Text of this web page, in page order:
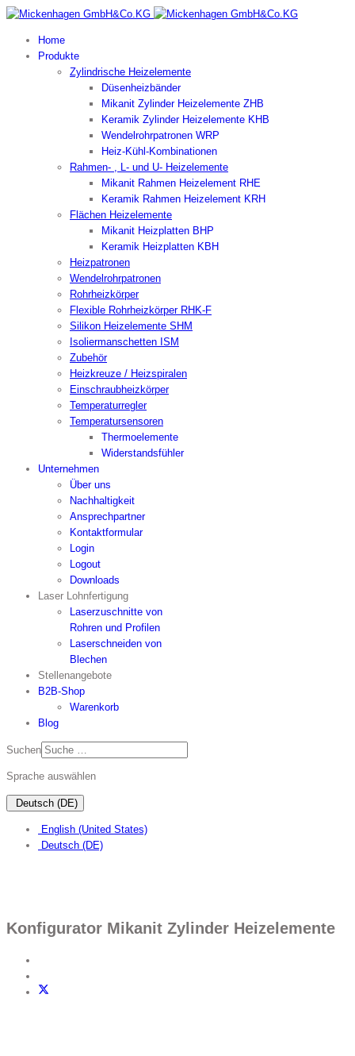
Home
Produkte
Zylindrische Heizelemente
Düsenheizbänder
Mikanit Zylinder Heizelemente ZHB
Keramik Zylinder Heizelemente KHB
Wendelrohrpatronen WRP
Heiz-Kühl-Kombinationen
Rahmen- , L- und U- Heizelemente
Mikanit Rahmen Heizelement RHE
Keramik Rahmen Heizelement KRH
Flächen Heizelemente
Mikanit Heizplatten BHP
Keramik Heizplatten KBH
Heizpatronen
Wendelrohrpatronen
Rohrheizkörper
Flexible Rohrheizkörper RHK-F
Silikon Heizelemente SHM
Isoliermanschetten ISM
Zubehör
Heizkreuze / Heizspiralen
Einschraubheizkörper
Temperaturregler
Temperatursensoren
Thermoelemente
Widerstandsfühler
Unternehmen
Über uns
Nachhaltigkeit
Ansprechpartner
Kontaktformular
Login
Logout
Downloads
Laser Lohnfertigung
Laserzuschnitte von
Rohren und Profilen
Laserschneiden von
Blechen
Stellenangebote
B2B-Shop
Warenkorb
Blog
Suchen
Sprache auswählen
Deutsch (DE)
English (United States)
Deutsch (DE)
Konfigurator Mikanit Zylinder Heizelemente